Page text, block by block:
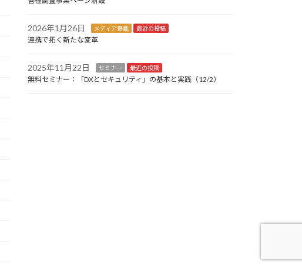
2026年1月26日 メディア掲載 最近の投稿
連携で拓く新たな変革
2025年11月22日 セミナー 最近の投稿
無料セミナー：「DXとセキュリティ」の基本と実践（12/2）